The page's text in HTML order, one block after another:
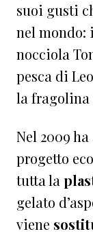
suoi gusti
nel mondo:
nocciola
pesca di
la
Nel 2009
progetto
tutta la
gelato
viene